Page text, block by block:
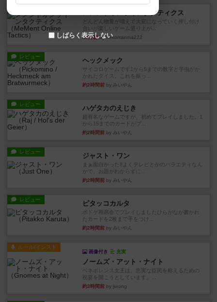
メメントオンラインタクティクス
どんどん物量が増えて大変になっていく押し付け
合いが楽しいゲーム盛り上が...
30分前by nekomanma222
レビュー ヘックメック
サイコロゲームです1から5までの数字と芋虫がか
かれたダイス。これを振っ...
約2時間前 by みいやん
レビュー ハゲタカのえじき
超有名なゲームですが、初めてプレイしました。1
から15までのカードがプ...
約2時間前 by みいやん
レビュー ジャスト・ワン
まぁ面白かった‼️よくテレビとかのバラエティなん
かで、お題がわからずに...
約2時間前 by みいやん
レビュー ピタッコカルタ
ボドゲ相席会でプレイしましたひらがなが書かれ
たカードを2枚まで手をつけ...
約2時間前 by みいやん
ルール/インスト
画像付き 充実
ノームズ・アット・ナイト
ベネボレンス女王は、忠実な臣民を称えるための
祝宴を開こうとしています。...
約3時間前 by jurong
しばらく表示しない